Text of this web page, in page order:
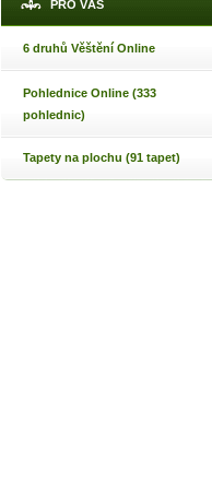
PRO VÁS
6 druhů Věštění Online
Pohlednice Online (333
pohlednic)
Tapety na plochu (91 tapet)